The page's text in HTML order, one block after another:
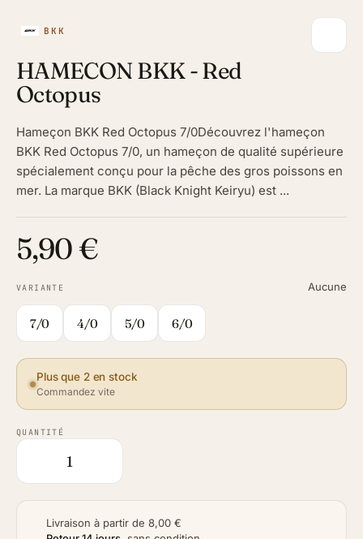
BKK
HAMECON BKK - Red
Octopus
Hameçon BKK Red Octopus 7/0Découvrez l'hameçon
BKK Red Octopus 7/0, un hameçon de qualité supérieure
spécialement conçu pour la pêche des gros poissons en
mer. La marque BKK (Black Knight Keiryu) est ...
5,90 €
VARIANTE Aucune
7/0 4/0 5/0 6/0
Plus que 2 en stock
Commandez vite
QUANTITÉ
Livraison à partir de 8,00 €